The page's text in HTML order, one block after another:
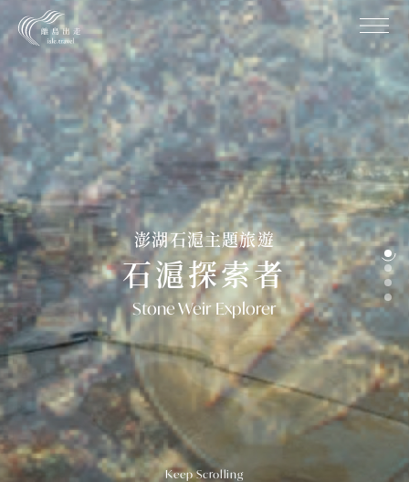
1 石滬遊程
0 2 周邊商品
0 3 認識石滬
04 最新消息
05 關於我們
06 聯絡我們
地址 /
885 澎湖縣湖西鄉紅羅村魚灶
Hongluo village, Huxi Township, Penghu County
885, Taiwan(R.O.C.)
Email /isle.travel.tw@gmail.com
Follow
澎湖石滬主題旅遊
石滬探索者
Stone Weir Explorer
Keep Scrolling